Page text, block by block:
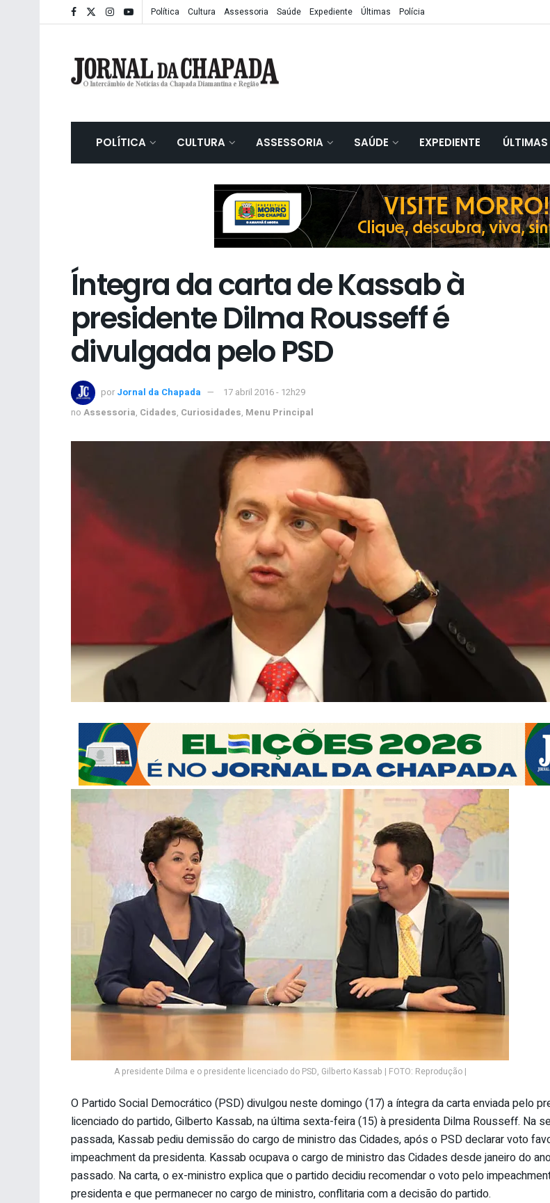
Política Cultura Assessoria Saúde Expediente Últimas Polícia
POLÍTICA CULTURA ASSESSORIA SAÚDE EXPEDIENTE ÚLTIMAS
Íntegra da carta de Kassab à
presidente Dilma Rousseff é
divulgada pelo PSD
por Jornal da Chapada
17 abril 2016 - 12h29
no Assessoria, Cidades, Curiosidades, Menu Principal
A presidente Dilma e o presidente licenciado do PSD, Gilberto Kassab | FOTO: Reprodução |
O Partido Social Democrático (PSD) divulgou neste domingo (17) a íntegra da carta enviada pelo
licenciado do partido, Gilberto Kassab, na última sexta-feira (15) à presidenta Dilma Rousseff. Na
passada, Kassab pediu demissão do cargo de ministro das Cidades, após o PSD declarar voto
impeachment da presidenta. Kassab ocupava o cargo de ministro das Cidades desde janeiro do
passado. Na carta, o ex-ministro explica que o partido decidiu recomendar o voto pelo
presidenta e que permanecer no cargo de ministro, conflitaria com a decisão do partido.